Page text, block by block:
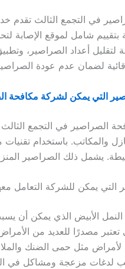
في التجمع الثالث تقدم
بتقييم شامل لموقع الإصابة
لتقليل أعداد الصراصير،
لضمان عدم عودة
التي يمكن لشركة مكافحة
الصراصير في التجمع
والمكاتب. باستخدام
يشمل ذلك الصراصير
التي يمكن للشركة التعامل
الأبيض الذي يمكن أن
تعتبر مصدرًا للعديد من
لأمراض مثل حمى الضنك
لدغات مزعجة ومشاكل في